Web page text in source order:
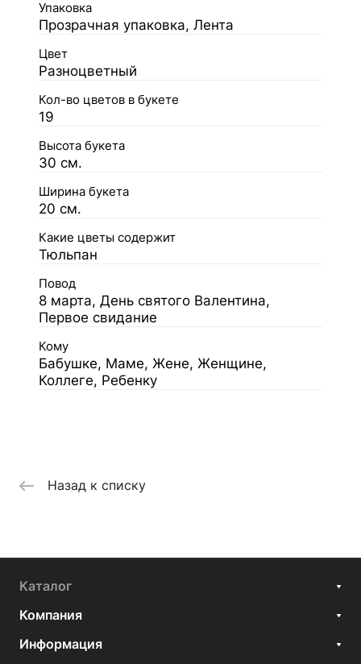
Упаковка
Прозрачная упаковка, Лента
Цвет
Разноцветный
Кол-во цветов в букете
19
Высота букета
30 см.
Ширина букета
20 см.
Какие цветы содержит
Тюльпан
Повод
8 марта, День святого Валентина,
Первое свидание
Кому
Бабушке, Маме, Жене, Женщине,
Коллеге, Ребенку
Назад к списку
Каталог
Компания
Информация